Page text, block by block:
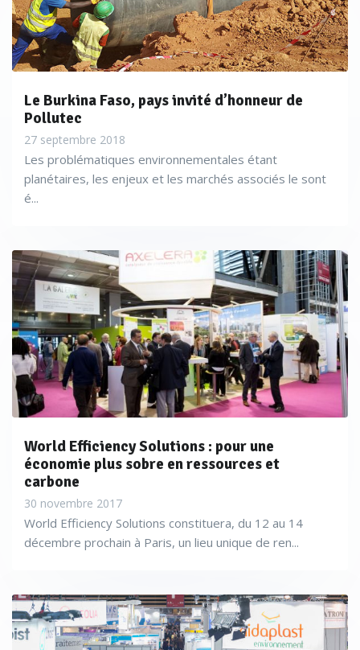
Le Burkina Faso, pays invité d’honneur de
Pollutec
27 septembre 2018
Les problématiques environnementales étant
planétaires, les enjeux et les marchés associés le sont
é...
World Efficiency Solutions : pour une
économie plus sobre en ressources et
carbone
30 novembre 2017
World Efficiency Solutions constituera, du 12 au 14
décembre prochain à Paris, un lieu unique de ren...